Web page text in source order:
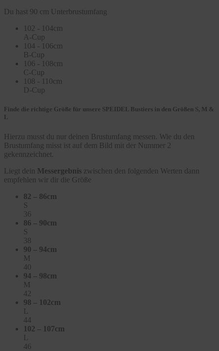
Du hast 90 cm Unterbrustumfang
102 - 104cm
A-Cup
104 - 106cm
B-Cup
106 - 108cm
C-Cup
108 - 110cm
D-Cup
Finde die richtige Größe für unsere SPEIDEL Bustiers in den Größen S, M &
L
Hierzu musst du nur deinen Brustumfang messen. Wie du den
Brustumfang misst ist auf dem Bild mit der Nummer 2
gekennzeichnet.
Liegt dein Messergebnis zwischen den folgenden Werten dann
empfehlen wir dir die Größe
82 – 86cm
S
36
86 – 90cm
S
38
90 – 94cm
M
40
94 – 98cm
M
42
98 – 102cm
L
44
102 – 107cm
L
46